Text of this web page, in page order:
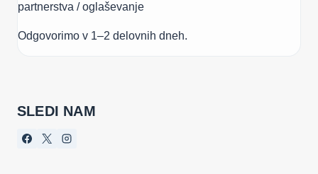
partnerstva / oglaševanje
Odgovorimo v 1–2 delovnih dneh.
SLEDI NAM